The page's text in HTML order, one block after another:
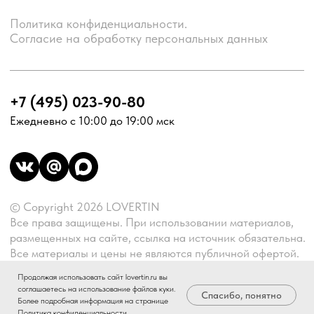
Продолжая использовать сайт lovertin.ru вы
соглашаетесь на использование файлов куки.
Более подробная информация на странице
Спасибо, понятно